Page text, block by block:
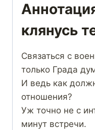
клянусь
Связаться с
только Града
И ведь как
отношения?
Уж точно не с
минут встречи.